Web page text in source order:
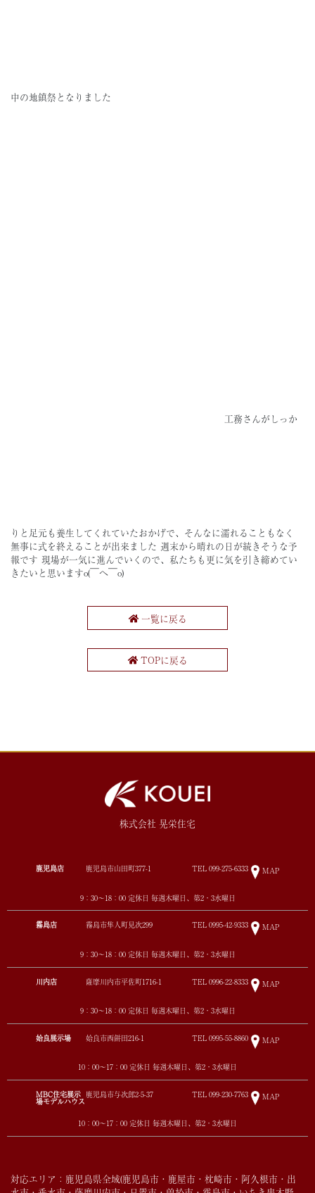
中の地鎮祭となりました
工務さんがしっか
りと足元も養生してくれていたおかげで、そんなに濡れることもなく
無事に式を終えることが出来ました 週末から晴れの日が続きそうな予
報です 現場が一気に進んでいくので、私たちも更に気を引き締めてい
きたいと思いますo(￣へ￣o)
一覧に戻る
TOPに戻る
株式会社 晃栄住宅
鹿児島店 鹿児島市山田町377-1 TEL 099-275-6333 MAP
9：30～18：00 定休日 毎週木曜日、第2・3水曜日
霧島店 霧島市隼人町見次299 TEL 0995-42-9333 MAP
9：30～18：00 定休日 毎週木曜日、第2・3水曜日
川内店 薩摩川内市平佐町1716-1 TEL 0996-22-8333 MAP
9：30～18：00 定休日 毎週木曜日、第2・3水曜日
姶良展示場 姶良市西餅田216-1 TEL 0995-55-8860 MAP
10：00～17：00 定休日 毎週木曜日、第2・3水曜日
MBC住宅展示
場モデルハウス
鹿児島市与次郎2-5-37 TEL 099-230-7763 MAP
10：00～17：00 定休日 毎週木曜日、第2・3水曜日
対応エリア：鹿児島県全域(鹿児島市・鹿屋市・枕崎市・阿久根市・出